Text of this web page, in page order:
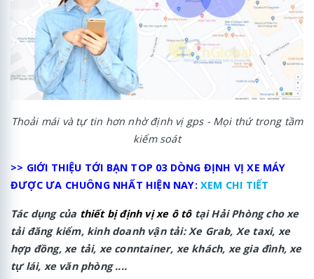
Thoải mái và tự tin hơn nhờ định vị gps - Mọi thứ trong tầm
kiểm soát
>> GIỚI THIỆU TỚI BẠN TOP 03 DÒNG ĐỊNH VỊ XE MÁY
ĐƯỢC ƯA CHUÔNG NHẤT HIỆN NAY: XEM CHI TIẾT
Tác dụng của thiết bị định vị xe ô tôtại Hải Phòngcho xe
tải đăng kiểm, kinh doanh vận tải: Xe Grab, Xe taxi, xe
hợp đồng, xe tải, xe conntainer, xe khách, xe gia đình, xe
tự lái, xe văn phòng ....